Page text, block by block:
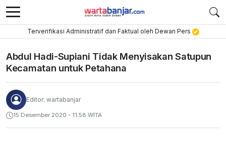
Terverifikasi Administratif dan Faktual oleh Dewan Pers
Abdul Hadi-Supiani Tidak Menyisakan Satupun
Kecamatan untuk Petahana
Editor: wartabanjar
15 Desember 2020 - 11:58 WITA